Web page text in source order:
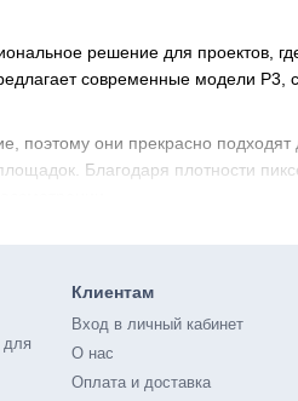
решение для проектов,
современные модели P3,
поэтому они прекрасно
Благодаря плотности
формировать любые
Linsn, Huidu обеспечивается
стабильность, отсутствие
для
Клиентам
Вход в личный кабинет
О нас
Оплата и доставка